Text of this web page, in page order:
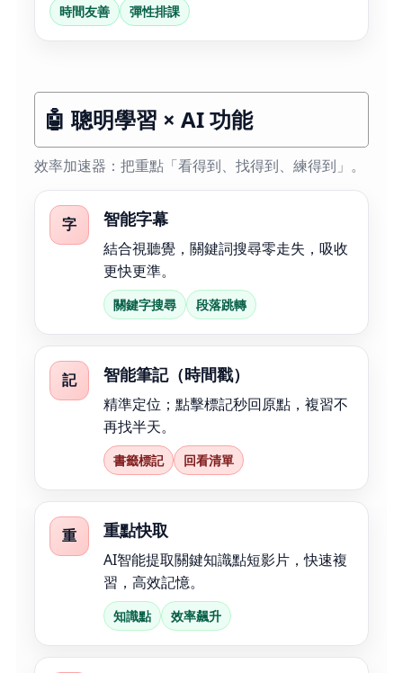
時間友善 彈性排課
🤖 聰明學習 × AI 功能
效率加速器：把重點「看得到、找得到、練得到」。
字 智能字幕
結合視聽覺，關鍵詞搜尋零走失，吸收
更快更準。
關鍵字搜尋 段落跳轉
記 智能筆記（時間戳）
精準定位；點擊標記秒回原點，複習不
再找半天。
書籤標記 回看清單
重 重點快取
AI智能提取關鍵知識點短影片，快速複
習，高效記憶。
知識點 效率飆升